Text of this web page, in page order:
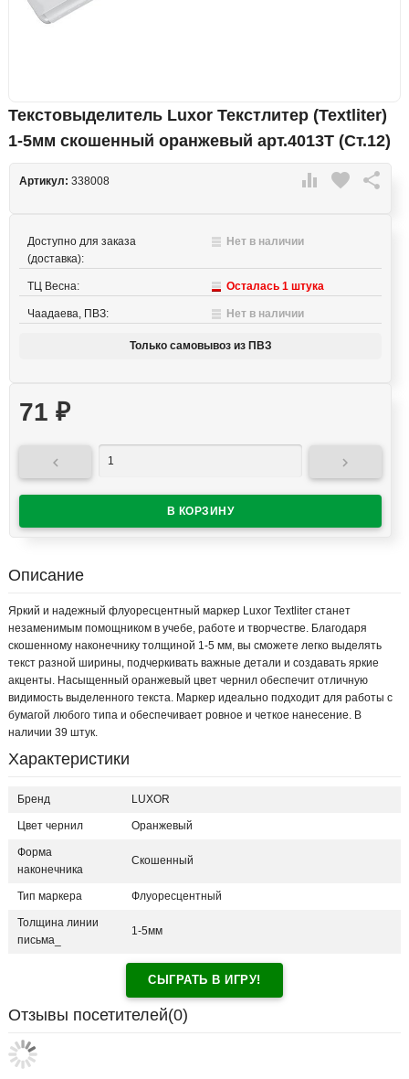
Текстовыделитель Luxor Текстлитер (Textliter)
1-5мм скошенный оранжевый арт.4013Т (Ст.12)
 favorite 
Артикул: 338008
Доступно для заказа
(доставка):
Нет в наличии
ТЦ Весна: Осталась 1 штука
Чаадаева, ПВЗ: Нет в наличии
Только самовывоз из ПВЗ
71 ₽
 
Описание
Яркий и надежный флуоресцентный маркер Luxor Textliter станет
незаменимым помощником в учебе, работе и творчестве. Благодаря
скошенному наконечнику толщиной 1-5 мм, вы сможете легко выделять
текст разной ширины, подчеркивать важные детали и создавать яркие
акценты. Насыщенный оранжевый цвет чернил обеспечит отличную
видимость выделенного текста. Маркер идеально подходит для работы с
бумагой любого типа и обеспечивает ровное и четкое нанесение. В
наличии 39 штук.
Характеристики
Бренд LUXOR
Цвет чернил Оранжевый
Форма
наконечника
Скошенный
Тип маркера Флуоресцентный
Толщина линии
письма_
1-5мм
СЫГРАТЬ В ИГРУ!
Отзывы посетителей(0)